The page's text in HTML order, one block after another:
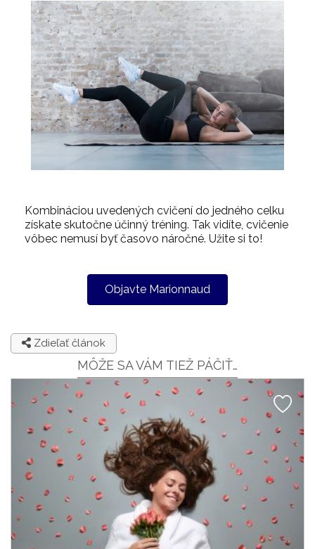
Kombináciou uvedených cvičení do jedného celku
získate skutočne účinný tréning. Tak vidíte, cvičenie
vôbec nemusí byť časovo náročné. Užite si to!
Objavte Marionnaud
Zdieľať článok
MÔŽE SA VÁM TIEŽ PÁČIŤ…